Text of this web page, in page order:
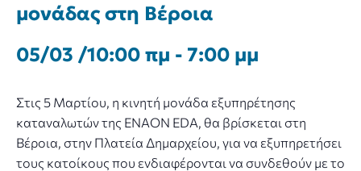
μονάδας στη Βέροια
05/03 /10:00 πμ - 7:00 μμ
Στις 5 Μαρτίου, η κινητή μονάδα εξυπηρέτησης
καταναλωτών της ENAON EDA, θα βρίσκεται στη
Βέροια, στην Πλατεία Δημαρχείου, για να εξυπηρετήσει
τους κατοίκους που ενδιαφέρονται να συνδεθούν με το